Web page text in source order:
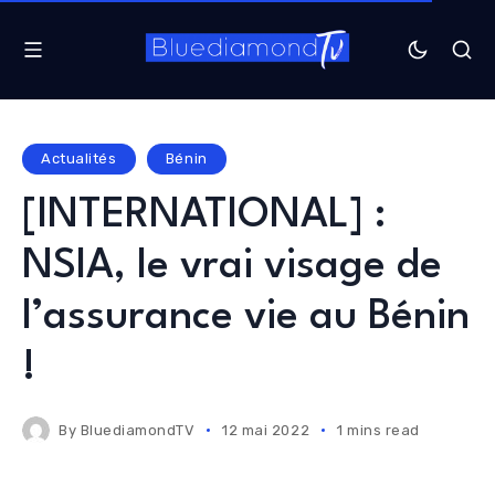
Actualités Bénin
[INTERNATIONAL] :
NSIA, le vrai visage de
l’assurance vie au Bénin
!
By BluediamondTV 12 mai 2022 1 mins read